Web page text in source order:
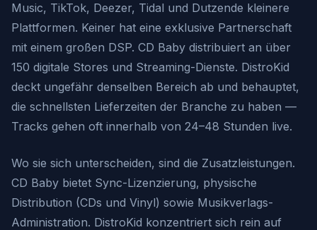
Music, TikTok, Deezer, Tidal und Dutzende kleinere
Plattformen. Keiner hat eine exklusive Partnerschaft
mit einem großen DSP. CD Baby distribuiert an über
150 digitale Stores und Streaming-Dienste. DistroKid
deckt ungefähr denselben Bereich ab und behauptet,
die schnellsten Lieferzeiten der Branche zu haben —
Tracks gehen oft innerhalb von 24–48 Stunden live.
Wo sie sich unterscheiden, sind die Zusatzleistungen.
CD Baby bietet Sync-Lizenzierung, physische
Distribution (CDs und Vinyl) sowie Musikverlags-
Administration. DistroKid konzentriert sich rein auf